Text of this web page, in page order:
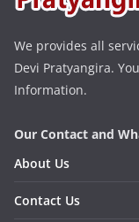
We provides all
Devi Pratyangira.
Information.
Our Contact and
About Us
Contact Us